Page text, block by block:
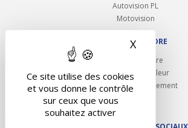
Ce site utilise des cookies
et vous donne le contrôle
sur ceux que vous
souhaitez activer
X
Autovision PL
Motovision
NOUS REJOINDRE
Ouvrir un centre
Devenez contrôleur
Carrières et recrutement